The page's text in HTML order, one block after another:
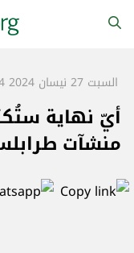
السبت 27 نيسان 2024 08:38:04
أيّ نهاية
منشآت